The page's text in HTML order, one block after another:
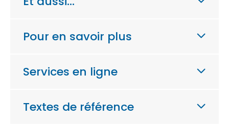
Pour en savoir plus
Services en ligne
Textes de référence